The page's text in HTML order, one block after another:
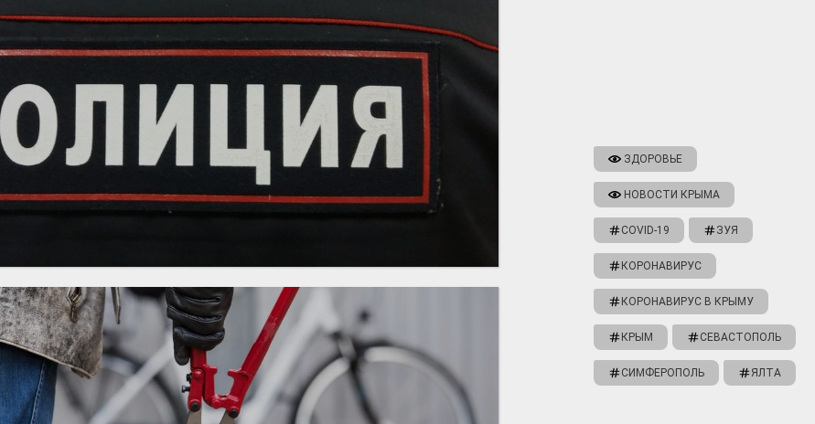
ЗДОРОВЬЕ
НОВОСТИ КРЫМА
COVID-19 ЗУЯ
КОРОНАВИРУС
КОРОНАВИРУС В КРЫМУ
КРЫМ СЕВАСТОПОЛЬ
СИМФЕРОПОЛЬ ЯЛТА